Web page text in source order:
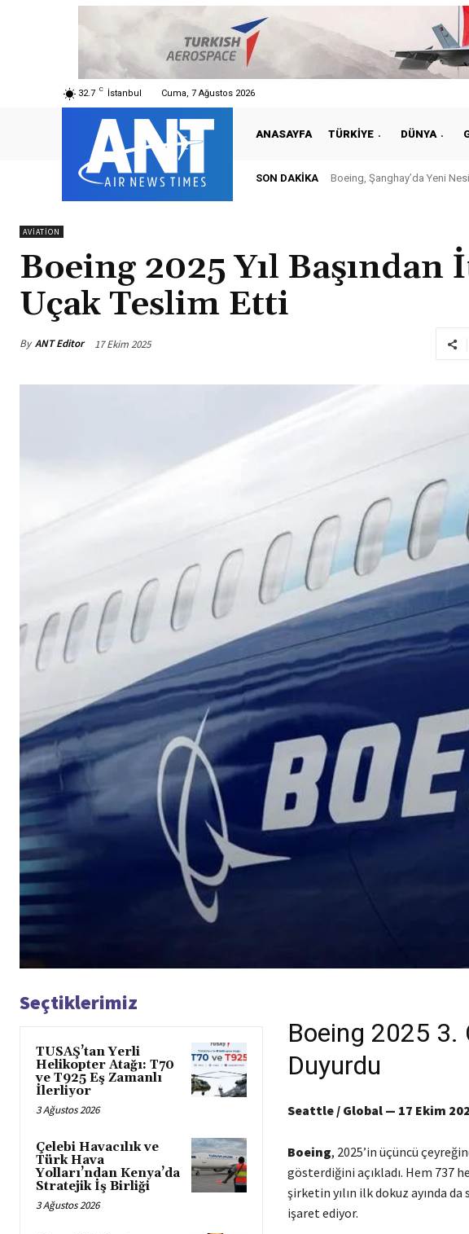
32.7 C İstanbul Cuma, 7 Ağustos 2026
ANASAYFA TÜRKIYE DÜNYA
SON DAKIKA Boeing, Şanghay’da Yeni
AVIATION
Boeing 2025 Yıl
Uçak Teslim Etti
By ANT Editor 17 Ekim 2025
Seçtiklerimiz
TUSAŞ’tan Yerli
Helikopter Atağı: T70
ve T925 Eş Zamanlı
İlerliyor
3 Ağustos 2026
Çelebi Havacılık ve
Türk Hava
Yolları’ndan Kenya’da
Stratejik İş Birliği
3 Ağustos 2026
Boeing 2025 3.
Duyurdu
Seattle / Global — 17 Ekim
Boeing, 2025’in üçüncü
gösterdiğini açıkladı. Hem 737
şirketin yılın ilk dokuz ayında
işaret ediyor.